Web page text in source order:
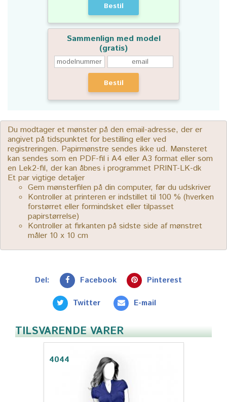
Bestil
Sammenlign med model
(gratis)
Bestil
Du modtager et mønster på den email-adresse, der er
angivet på tidspunktet for bestilling eller ved
registreringen. Papirmønstre sendes ikke ud. Mønsteret
kan sendes som en PDF-fil i A4 eller A3 format eller som
en Lek2-fil, der kan åbnes i programmet PRINT-LK-dk
Et par vigtige detaljer
Gem mønsterfilen på din computer, før du udskriver
Kontroller at printeren er indstillet til 100 % (hverken
forstørret eller formindsket eller tilpasset
papirstørrelse)
Kontroller at firkanten på sidste side af mønstret
måler 10 x 10 cm
Del: Facebook Pinterest
Twitter E-mail
TILSVARENDE VARER
4044